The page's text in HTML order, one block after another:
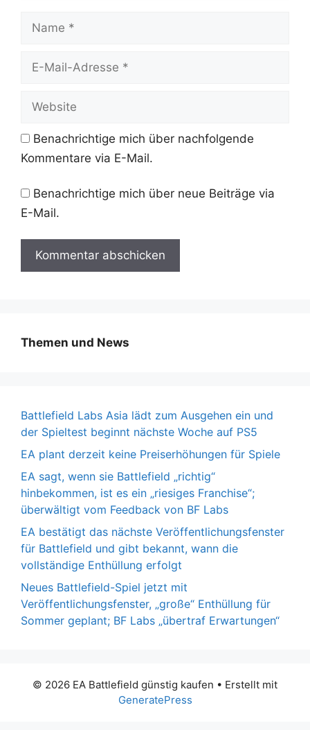
Name
Website
Benachrichtige mich über nachfolgende
Kommentare via E-Mail.
Benachrichtige mich über neue Beiträge via
E-Mail.
Themen und News
Battlefield Labs Asia lädt zum Ausgehen ein und
der Spieltest beginnt nächste Woche auf PS5
EA plant derzeit keine Preiserhöhungen für Spiele
EA sagt, wenn sie Battlefield „richtig“
hinbekommen, ist es ein „riesiges Franchise“;
überwältigt vom Feedback von BF Labs
EA bestätigt das nächste Veröffentlichungsfenster
für Battlefield und gibt bekannt, wann die
vollständige Enthüllung erfolgt
Neues Battlefield-Spiel jetzt mit
Veröffentlichungsfenster, „große“ Enthüllung für
Sommer geplant; BF Labs „übertraf Erwartungen“
© 2026 EA Battlefield günstig kaufen • Erstellt mit
GeneratePress